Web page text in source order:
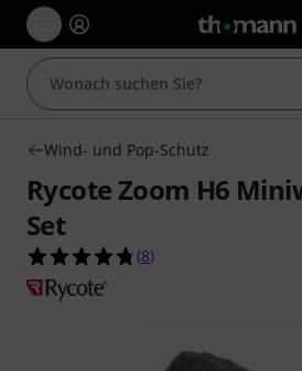
Wind- und Pop-Schutz
Rycote Zoom H6
Set
4.8 von 5 Sternen aus
(8)